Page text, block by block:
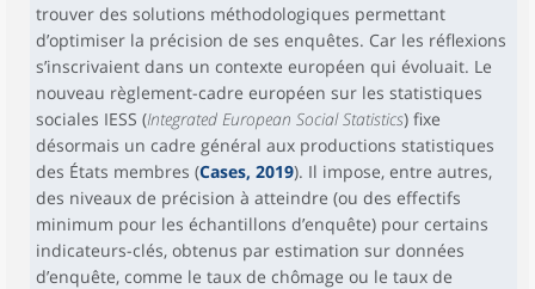
trouver des solutions méthodologiques permettant
d’optimiser la précision de ses enquêtes. Car les réflexions
s’inscrivaient dans un contexte européen qui évoluait. Le
nouveau règlement-cadre européen sur les statistiques
sociales IESS (Integrated European Social Statistics) fixe
désormais un cadre général aux productions statistiques
des États membres (Cases, 2019). Il impose, entre autres,
des niveaux de précision à atteindre (ou des effectifs
minimum pour les échantillons d’enquête) pour certains
indicateurs-clés, obtenus par estimation sur données
d’enquête, comme le taux de chômage ou le taux de